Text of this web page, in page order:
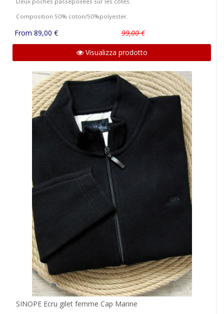
Composition 50% coton/50%polyester.
From 89,00 € 99,00 €
Visualizza prodotto
SINOPE Ecru gilet femme Cap Marine